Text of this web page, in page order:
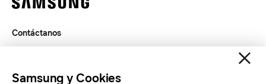
Contáctanos
Samsung y Cookies